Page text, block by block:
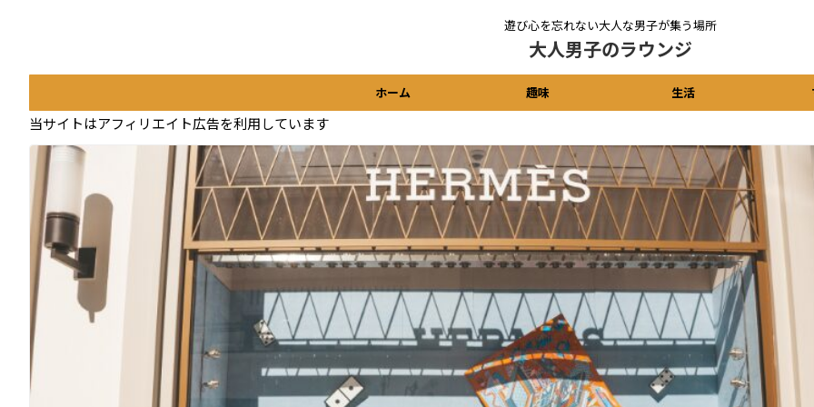
遊び心を忘れない大人な男子が集う場所
大人男子のラウンジ
ホーム 趣味 生活
当サイトはアフィリエイト広告を利用しています